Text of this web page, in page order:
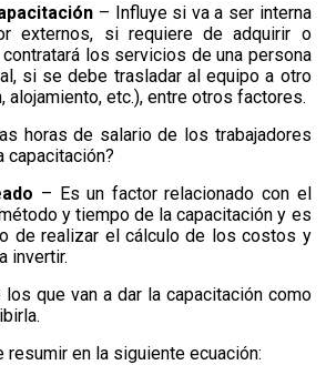
– Influye si va a ser interna
externos, si requiere de adquirir o
los servicios de una persona
si se debe trasladar al equipo a otro
alojamiento, etc.), entre otros factores.
horas de salario de los trabajadores
capacitación?
– Es un factor relacionado con el
y tiempo de la capacitación y es
de realizar el cálculo de los costos y
invertir.
los que van a dar la capacitación como
resumir en la siguiente ecuación: